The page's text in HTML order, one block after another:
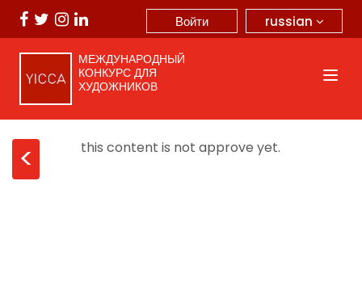
russian
Войти
МЕЖДУНАРОДНЫЙ
КОНКУРС ДЛЯ
ХУДОЖНИКОВ
< this content is not approve yet.